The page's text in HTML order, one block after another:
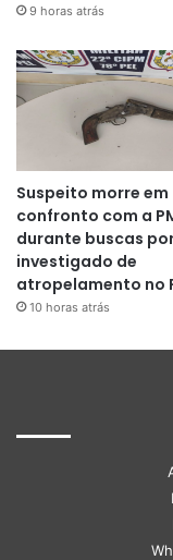
9 horas atrás
Suspeito morre em
confronto com a
durante buscas
investigado de
atropelamento no
10 horas atrás